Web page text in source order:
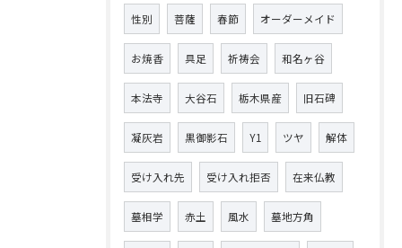
性別 菩薩 春節 オーダーメイド
お焼香 具足 祈祷会 和名ヶ谷
本法寺 大谷石 栃木県産 旧石碑
凝灰岩 黒御影石 Y1 ツヤ 解体
受け入れ先 受け入れ拒否 在来仏教
墓相学 赤土 風水 墓地方角